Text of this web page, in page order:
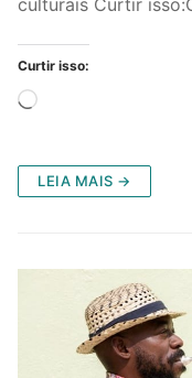
Curtir isso:
Carregando...
LEIA MAIS →